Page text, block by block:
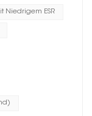
Niedrigem ESR